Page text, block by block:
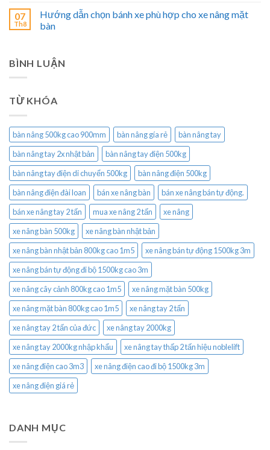
07
Th8
Hướng dẫn chọn bánh xe phù hợp cho xe nâng mặt
bàn
BÌNH LUẬN
TỪ KHÓA
bàn nâng 500kg cao 900mm bàn nâng gía rẻ
bàn nâng tay
bàn nâng tay 2x nhật bản
bàn nâng tay điện 500kg
bàn nâng tay điện di chuyển 500kg
bàn nâng điện 500kg
bàn nâng điện đài loan
bán xe nâng bàn
bán xe nâng bán tự động.
bán xe nâng tay 2 tấn
mua xe nâng 2 tấn
xe nâng
xe nâng bàn 500kg
xe nâng bàn nhật bản
xe nâng bàn nhật bản 800kg cao 1m5
xe nâng bán tự động 1500kg 3m
xe nâng bán tự động đi bộ 1500kg cao 3m
xe nâng cây cảnh 800kg cao 1m5
xe nâng mặt bàn 500kg
xe nâng mặt bàn 800kg cao 1m5
xe nâng tay 2 tấn
xe nâng tay 2 tấn của đức
xe nâng tay 2000kg
xe nâng tay 2000kg nhập khẩu
xe nâng tay thấp 2 tấn hiệu noblelift
xe nâng điện cao 3m3
xe nâng điện cao đi bộ 1500kg 3m
xe nâng điện giá rẻ
DANH MỤC